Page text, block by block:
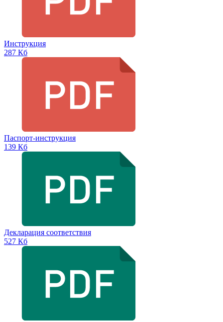
Инструкция
287 Кб
Паспорт-инструкция
139 Кб
Декларация соответствия
527 Кб